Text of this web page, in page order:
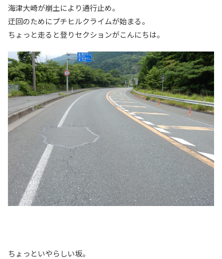
海津大崎が崩土により通行止め。
迂回のためにプチヒルクライムが始まる。
ちょっと走ると登りセクションがこんにちは。
ちょっといやらしい坂。